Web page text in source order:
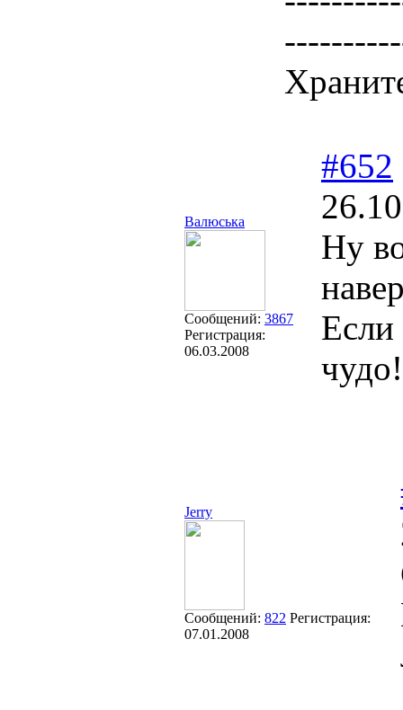
Валюська
Сообщений: 3867
Регистрация:
06.03.2008
#652
Ну
Если
Jerry
Сообщений: 822 Регистрация:
07.01.2008